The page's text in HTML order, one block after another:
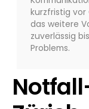
kurzfristig
das weitere
zuverlässig
Problems.